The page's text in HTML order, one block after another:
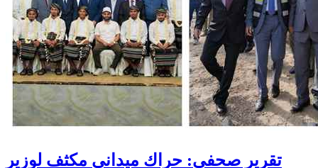
تقرير صحفي: حراك ميداني مكثف لوزير